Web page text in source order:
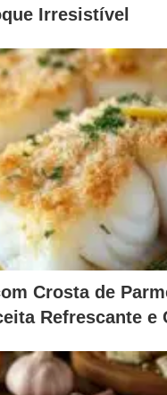
Irresistível
Crosta de
Refrescante e